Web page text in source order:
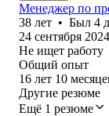
Менеджер по
38 лет • Был 4
24 сентября 2024
Не ищет работу
Общий опыт
16 лет 10
Другие резюме
Ещё 1 резюме